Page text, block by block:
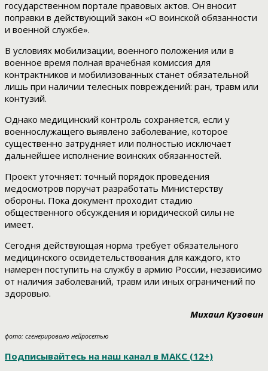
государственном портале правовых актов. Он вносит
поправки в действующий закон «О воинской обязанности
и военной службе».
В условиях мобилизации, военного положения или в
военное время полная врачебная комиссия для
контрактников и мобилизованных станет обязательной
лишь при наличии телесных повреждений: ран, травм или
контузий.
Однако медицинский контроль сохраняется, если у
военнослужащего выявлено заболевание, которое
существенно затрудняет или полностью исключает
дальнейшее исполнение воинских обязанностей.
Проект уточняет: точный порядок проведения
медосмотров поручат разработать Министерству
обороны. Пока документ проходит стадию
общественного обсуждения и юридической силы не
имеет.
Сегодня действующая норма требует обязательного
медицинского освидетельствования для каждого, кто
намерен поступить на службу в армию России, независимо
от наличия заболеваний, травм или иных ограничений по
здоровью.
Михаил Кузовин
фото: сгенерировано нейросетью
Подписывайтесь на наш канал в МАКС (12+)